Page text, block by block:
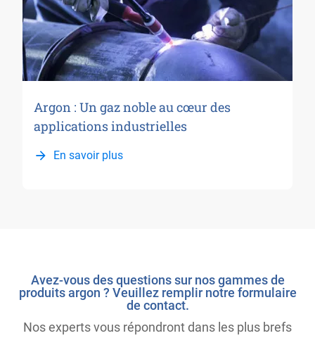
Argon : Un gaz noble au cœur des
applications industrielles
En savoir plus
Avez-vous des questions sur nos gammes de
produits argon ? Veuillez remplir notre formulaire
de contact.
Nos experts vous répondront dans les plus brefs